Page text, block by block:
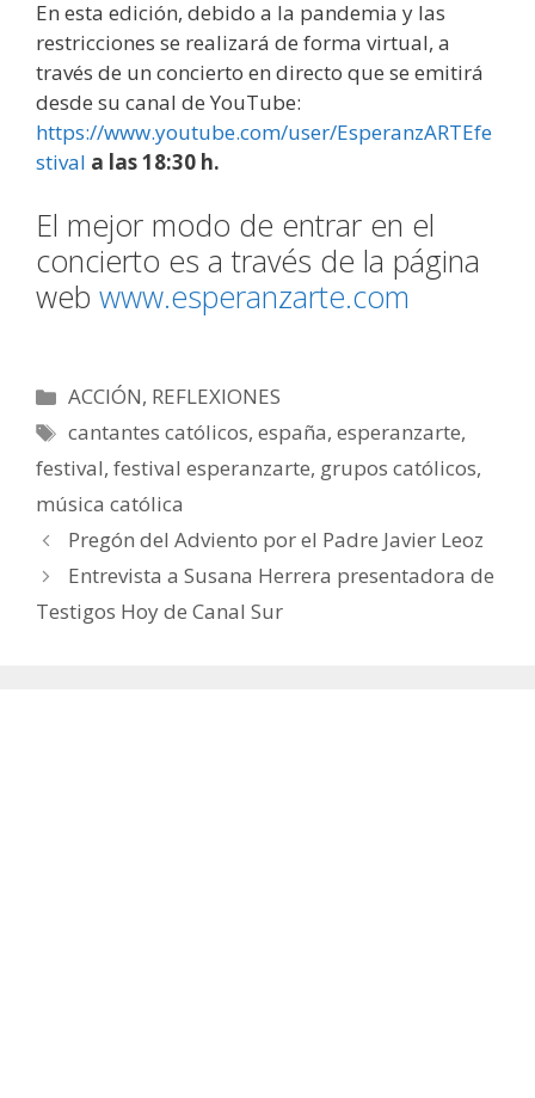
En esta edición, debido a la pandemia y las
restricciones se realizará de forma virtual, a
través de un concierto en directo que se emitirá
desde su canal de YouTube:
https://www.youtube.com/user/EsperanzARTEfe
stival a las 18:30 h.
El mejor modo de entrar en el
concierto es a través de la página
web www.esperanzarte.com
Categorías
ACCIÓN, REFLEXIONES
Etiquetas
cantantes católicos,españa,esperanzarte,
festival, festival esperanzarte, grupos católicos,
música católica
Pregón del Adviento por el Padre Javier Leoz
Entrevista a Susana Herrera presentadora de
Testigos Hoy de Canal Sur